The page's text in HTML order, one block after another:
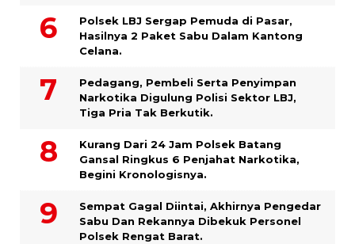
Polsek LBJ Sergap Pemuda di Pasar,
Hasilnya 2 Paket Sabu Dalam Kantong
Celana.
Pedagang, Pembeli Serta Penyimpan
Narkotika Digulung Polisi Sektor LBJ,
Tiga Pria Tak Berkutik.
Kurang Dari 24 Jam Polsek Batang
Gansal Ringkus 6 Penjahat Narkotika,
Begini Kronologisnya.
Sempat Gagal Diintai, Akhirnya Pengedar
Sabu Dan Rekannya Dibekuk Personel
Polsek Rengat Barat.